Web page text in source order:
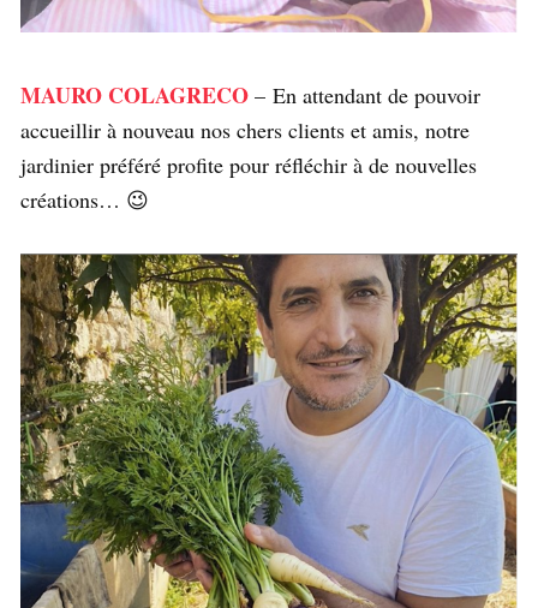
MAURO COLAGRECO – En attendant de pouvoir
accueillir à nouveau nos chers clients et amis, notre
jardinier préféré profite pour réfléchir à de nouvelles
créations… 😉 ⁣